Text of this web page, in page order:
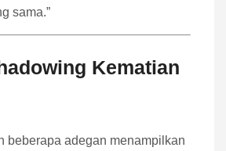
sama.”
Kematian
beberapa adegan menampilkan